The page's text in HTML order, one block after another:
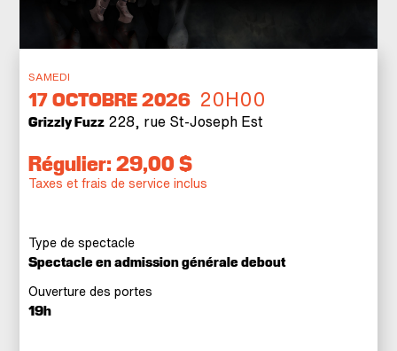
English
SAMEDI
17OCTOBRE 2026 20H00
Grizzly Fuzz 228, rue St-Joseph Est
Régulier: 29,00 $
Taxes et frais de service inclus
Type de spectacle
Spectacle en admission générale debout
Ouverture des portes
19h